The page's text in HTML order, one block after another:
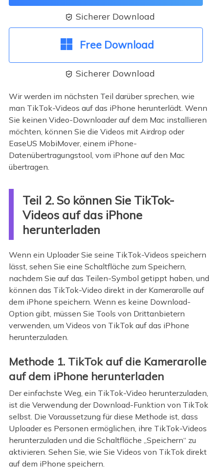
 Sicherer Download
Free Download
 Sicherer Download
Wir werden im nächsten Teil darüber sprechen, wie
man TikTok-Videos auf das iPhone herunterlädt. Wenn
Sie keinen Video-Downloader auf dem Mac installieren
möchten, können Sie die Videos mit Airdrop oder
EaseUS MobiMover, einem iPhone-
Datenübertragungstool, vom iPhone auf den Mac
übertragen.
Teil 2. So können Sie TikTok-
Videos auf das iPhone
herunterladen
Wenn ein Uploader Sie seine TikTok-Videos speichern
lässt, sehen Sie eine Schaltfläche zum Speichern,
nachdem Sie auf das Teilen-Symbol getippt haben, und
können das TikTok-Video direkt in der Kamerarolle auf
dem iPhone speichern. Wenn es keine Download-
Option gibt, müssen Sie Tools von Drittanbietern
verwenden, um Videos von TikTok auf das iPhone
herunterzuladen.
Methode 1. TikTok auf die Kamerarolle
auf dem iPhone herunterladen
Der einfachste Weg, ein TikTok-Video herunterzuladen,
ist die Verwendung der Download-Funktion von TikTok
selbst. Die Voraussetzung für diese Methode ist, dass
Uploader es Personen ermöglichen, ihre TikTok-Videos
herunterzuladen und die Schaltfläche „Speichern“ zu
aktivieren. Sehen Sie, wie Sie Videos von TikTok direkt
auf dem iPhone speichern.